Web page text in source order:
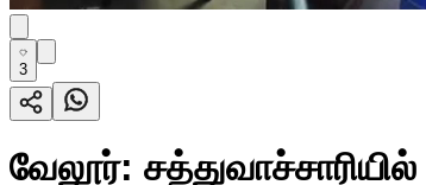
3
வேலூர்: